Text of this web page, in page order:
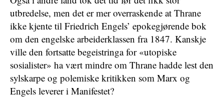
utbredelse, men det er mer overraskende at Thrane
ikke kjente til Friedrich Engels’ epokegjørende bok
om den engelske arbeiderklassen fra 1847. Kanskje
ville den fortsatte begeistringa for «utopiske
sosialister» ha vært mindre om Thrane hadde lest den
sylskarpe og polemiske kritikken som Marx og
Engels leverer i Manifestet?